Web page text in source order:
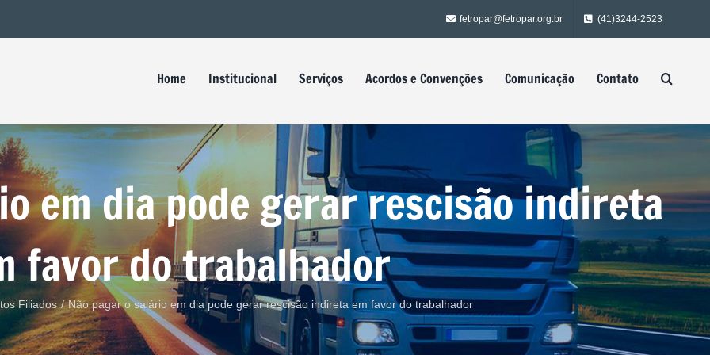
fetropar@fetropar.org.br (41)3244-2523
para:
Home Institucional Serviços Acordos e Convenções Comunicação Contato
em dia pode gerar rescisão indireta
favor do trabalhador
Filiados / Não pagar o salário em dia pode gerar rescisão indireta em favor do trabalhador